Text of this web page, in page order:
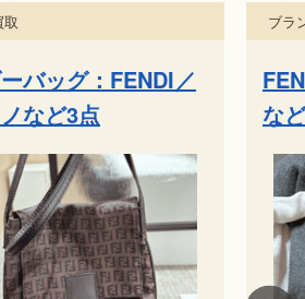
ャージー バゲット
ブラ
点